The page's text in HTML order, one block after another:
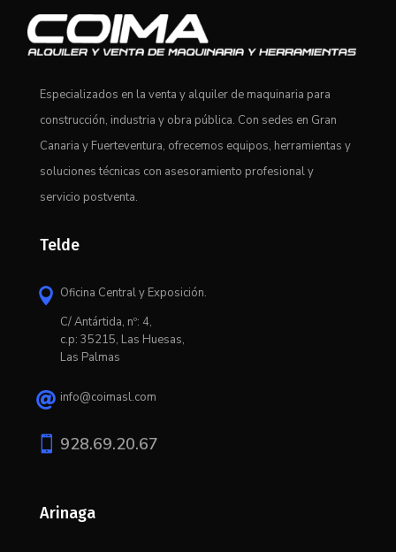
Especializados en la venta y alquiler de maquinaria para
construcción, industria y obra pública. Con sedes en Gran
Canaria y Fuerteventura, ofrecemos equipos, herramientas y
soluciones técnicas con asesoramiento profesional y
servicio postventa.
Telde
 Oficina Central y Exposición.
C/ Antártida, nº: 4,
c.p: 35215, Las Huesas,
Las Palmas
 info@coimasl.com
 928.69.20.67
Arinaga